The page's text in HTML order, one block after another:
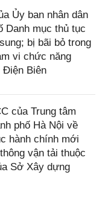
Ủy ban nhân dân
Danh mục thủ tục
bị bãi bỏ trong
vi chức năng
Điện Biên
của Trung tâm
phố Hà Nội về
hành chính mới
vận tải thuộc
Sở Xây dựng